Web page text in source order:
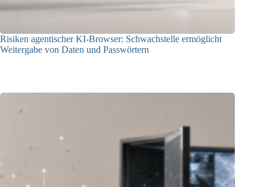
Risiken agentischer KI-Browser: Schwachstelle ermöglicht
Weitergabe von Daten und Passwörtern